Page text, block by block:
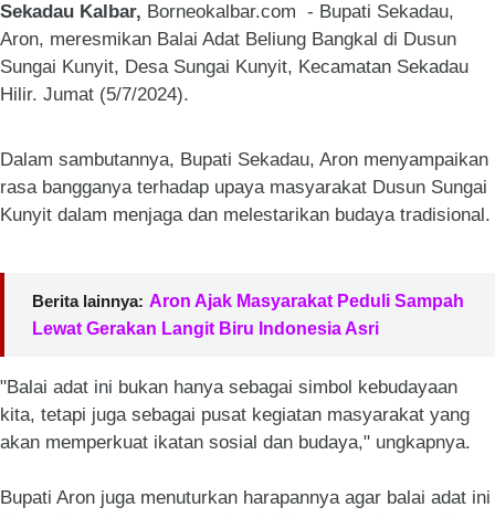
Sekadau Kalbar, Borneokalbar.com - Bupati Sekadau,
Aron, meresmikan Balai Adat Beliung Bangkal di Dusun
Sungai Kunyit, Desa Sungai Kunyit, Kecamatan Sekadau
Hilir. Jumat (5/7/2024).
Dalam sambutannya, Bupati Sekadau, Aron menyampaikan
rasa bangganya terhadap upaya masyarakat Dusun Sungai
Kunyit dalam menjaga dan melestarikan budaya tradisional.
Berita lainnya: Aron Ajak Masyarakat Peduli Sampah
Lewat Gerakan Langit Biru Indonesia Asri
"Balai adat ini bukan hanya sebagai simbol kebudayaan
kita, tetapi juga sebagai pusat kegiatan masyarakat yang
akan memperkuat ikatan sosial dan budaya," ungkapnya.
Bupati Aron juga menuturkan harapannya agar balai adat ini